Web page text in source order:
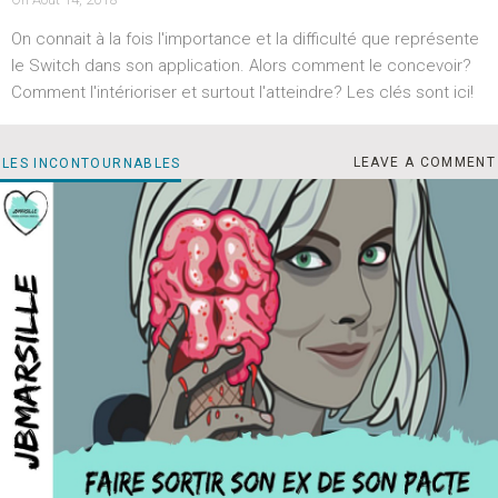
On connait à la fois l'importance et la difficulté que représente
le Switch dans son application. Alors comment le concevoir?
Comment l'intérioriser et surtout l'atteindre? Les clés sont ici!
CATEGORIES
LES INCONTOURNABLES LEAVE A COMMENT